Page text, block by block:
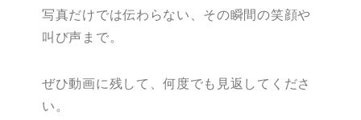
写真だけでは伝わらない、その瞬間の笑顔や
叫び声まで。
ぜひ動画に残して、何度でも見返してくださ
い。